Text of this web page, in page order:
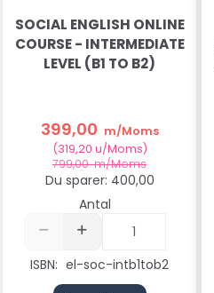
SOCIAL ENGLISH ONLINE
COURSE - INTERMEDIATE
LEVEL (B1 TO B2)
399,00 m/Moms
(319,20 u/Moms)
799,00m/Moms
Du sparer: 400,00
Antal
ISBN: el-soc-intb1tob2